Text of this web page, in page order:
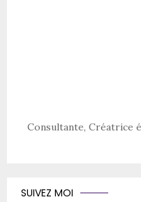
Consultante, Créatrice
SUIVEZ MOI